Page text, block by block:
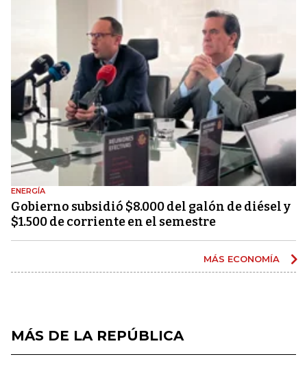
ENERGÍA
Gobierno subsidió $8.000 del galón de diésel y
$1.500 de corriente en el semestre
MÁS ECONOMÍA
MÁS DE LA REPÚBLICA